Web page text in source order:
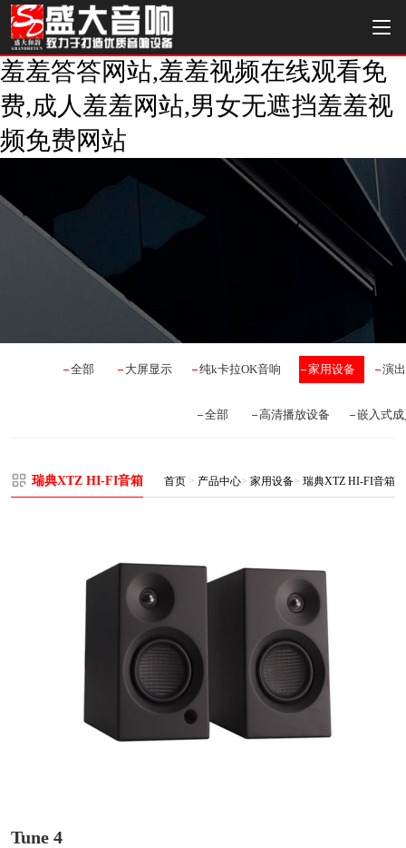
羞羞答答网站,羞羞视频在线观看免
费,成人羞羞网站,男女无遮挡羞羞视
频免费网站
全部 大屏显示 纯k卡拉OK音响 家用设备 演
全部 高清播放设备 嵌入式
瑞典XTZ HI-FI音箱 首页 > 产品中心> 家用设备> 瑞典XTZ HI-FI音箱
Tune 4